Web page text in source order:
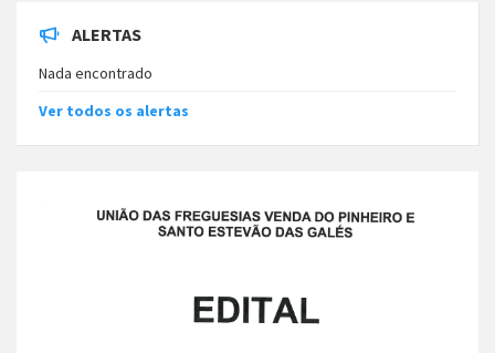
ALERTAS
Nada encontrado
Ver todos os alertas